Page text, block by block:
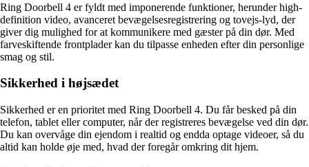
Ring Doorbell 4 er fyldt med imponerende funktioner, herunder high-
definition video, avanceret bevægelsesregistrering og tovejs-lyd, der
giver dig mulighed for at kommunikere med gæster på din dør. Med
farveskiftende frontplader kan du tilpasse enheden efter din personlige
smag og stil.
Sikkerhed i højsædet
Sikkerhed er en prioritet med Ring Doorbell 4. Du får besked på din
telefon, tablet eller computer, når der registreres bevægelse ved din dør.
Du kan overvåge din ejendom i realtid og endda optage videoer, så du
altid kan holde øje med, hvad der foregår omkring dit hjem.